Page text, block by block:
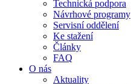
Technická podpora
Návrhové programy
Servisní oddělení
Ke stažení
Články
FAQ
O nás
Aktuality